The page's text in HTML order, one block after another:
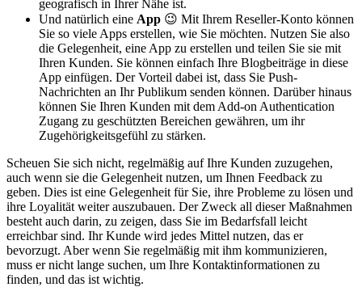
geografisch in Ihrer Nähe ist.
Und natürlich eine App 😉 Mit Ihrem Reseller-Konto können
Sie so viele Apps erstellen, wie Sie möchten. Nutzen Sie also
die Gelegenheit, eine App zu erstellen und teilen Sie sie mit
Ihren Kunden. Sie können einfach Ihre Blogbeiträge in diese
App einfügen. Der Vorteil dabei ist, dass Sie Push-
Nachrichten an Ihr Publikum senden können. Darüber hinaus
können Sie Ihren Kunden mit dem Add-on Authentication
Zugang zu geschützten Bereichen gewähren, um ihr
Zugehörigkeitsgefühl zu stärken.
Scheuen Sie sich nicht, regelmäßig auf Ihre Kunden zuzugehen,
auch wenn sie die Gelegenheit nutzen, um Ihnen Feedback zu
geben. Dies ist eine Gelegenheit für Sie, ihre Probleme zu lösen und
ihre Loyalität weiter auszubauen. Der Zweck all dieser Maßnahmen
besteht auch darin, zu zeigen, dass Sie im Bedarfsfall leicht
erreichbar sind. Ihr Kunde wird jedes Mittel nutzen, das er
bevorzugt. Aber wenn Sie regelmäßig mit ihm kommunizieren,
muss er nicht lange suchen, um Ihre Kontaktinformationen zu
finden, und das ist wichtig.